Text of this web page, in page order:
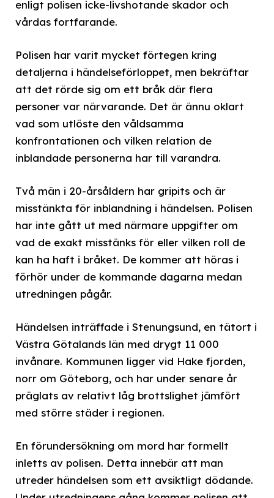
enligt polisen icke-livshotande skador och
vårdas fortfarande.
Polisen har varit mycket förtegen kring
detaljerna i händelseförloppet, men bekräftar
att det rörde sig om ett bråk där flera
personer var närvarande. Det är ännu oklart
vad som utlöste den våldsamma
konfrontationen och vilken relation de
inblandade personerna har till varandra.
Två män i 20-årsåldern har gripits och är
misstänkta för inblandning i händelsen. Polisen
har inte gått ut med närmare uppgifter om
vad de exakt misstänks för eller vilken roll de
kan ha haft i bråket. De kommer att höras i
förhör under de kommande dagarna medan
utredningen pågår.
Händelsen inträffade i Stenungsund, en tätort i
Västra Götalands län med drygt 11 000
invånare. Kommunen ligger vid Hake fjorden,
norr om Göteborg, och har under senare år
präglats av relativt låg brottslighet jämfört
med större städer i regionen.
En förundersökning om mord har formellt
inletts av polisen. Detta innebär att man
utreder händelsen som ett avsiktligt dödande.